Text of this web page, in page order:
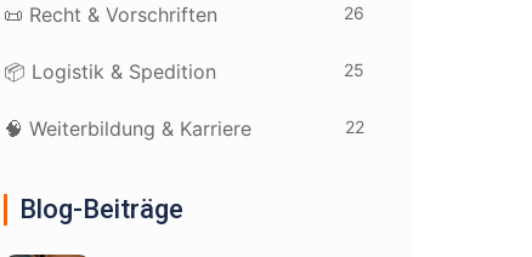
📜 Recht & Vorschriften 26
📦 Logistik & Spedition 25
🧠 Weiterbildung & Karriere 22
Blog-Beiträge